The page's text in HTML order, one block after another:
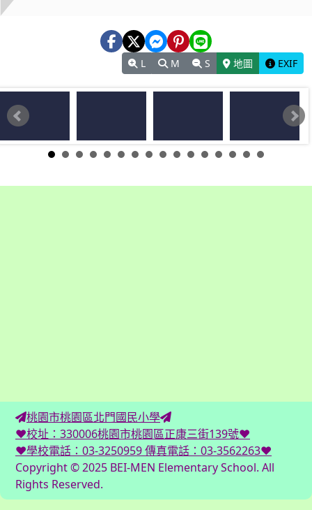
L M S 地圖 EXIF
桃園市桃園區北門國民小學
♥校址：330006桃園市桃園區正康三街139號♥
♥學校電話：03-3250959 傳真電話：03-3562263♥
Copyright © 2025 BEI-MEN Elementary School. All
Rights Reserved.